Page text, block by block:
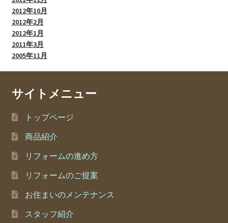
2012年10月
2012年2月
2012年1月
2011年3月
2005年11月
サイトメニュー
トップページ
商品紹介
リフォームの進め方
リフォームのご提案
お住まいのメンテナンス
スタッフ紹介